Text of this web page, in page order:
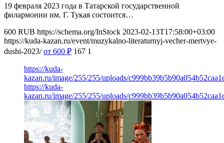
19 февраля 2023 года в Татарской государственной
филармонии им. Г. Тукая состоится…
600 RUB https://schema.org/InStock 2023-02-13T17:58:00+03:00
https://kuda-kazan.ru/event/muzykalno-literaturnyj-vecher-mertvye-
dushi-2023/ от 600 ₽ 167 1
https://kuda-
kazan.ru/image/255/255/uploads/
https://kuda-
kazan.ru/image/255/255/uploads/